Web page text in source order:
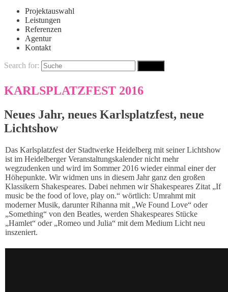
Projektauswahl
Leistungen
Referenzen
Agentur
Kontakt
Search for:
KARLSPLATZFEST 2016
Neues Jahr, neues Karlsplatzfest, neue
Lichtshow
Das Karlsplatzfest der Stadtwerke Heidelberg mit seiner Lichtshow
ist im Heidelberger Veranstaltungskalender nicht mehr
wegzudenken und wird im Sommer 2016 wieder einmal einer der
Höhepunkte. Wir widmen uns in diesem Jahr ganz den großen
Klassikern Shakespeares. Dabei nehmen wir Shakespeares Zitat „If
music be the food of love, play on.“ wörtlich: Umrahmt mit
moderner Musik, darunter Rihanna mit „We Found Love“ oder
„Something“ von den Beatles, werden Shakespeares Stücke
„Hamlet“ oder „Romeo und Julia“ mit dem Medium Licht neu
inszeniert.